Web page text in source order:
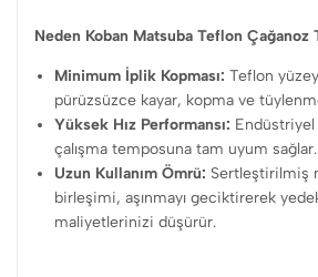
Neden Koban Matsuba Teflon
Minimum İplik Kopması: Teflon
pürüzsüzce kayar, kopma ve
Yüksek Hız Performansı:
çalışma temposuna tam uyum sağlar.
Uzun Kullanım Ömrü: Sertleştirilmiş
birleşimi, aşınmayı geciktirerek
maliyetlerinizi düşürür.